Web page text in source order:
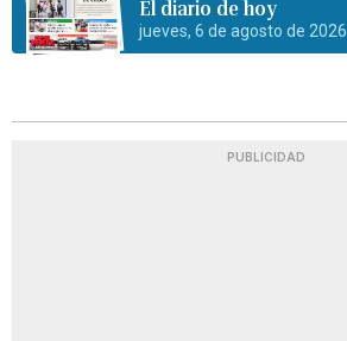
El diario de hoy
jueves, 6 de agosto de 2026
PUBLICIDAD